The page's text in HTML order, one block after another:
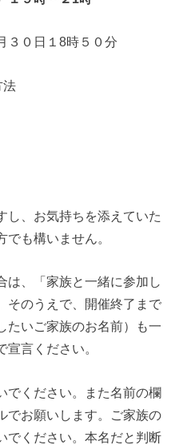
３０日１8時５０分
法
し、お気持ちを添えていた
も構いません。
は、「家族と一緒に参加し
そのうえで、開催終了まで
たいご家族のお名前）も一
言ください。
でください。また名前の欄
でお願いします。ご家族の
でください。本名だと判断